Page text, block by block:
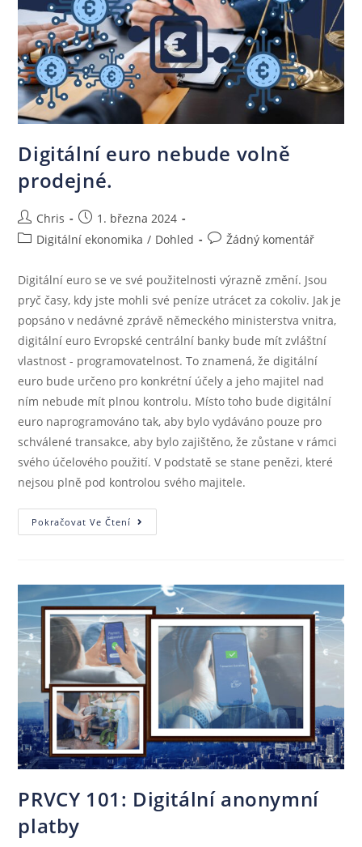
Digitální euro nebude volně
prodejné.
Chris
1. března 2024
Digitální ekonomika / Dohled Žádný komentář
Digitální euro se ve své použitelnosti výrazně změní. Jsou
pryč časy, kdy jste mohli své peníze utrácet za cokoliv. Jak je
popsáno v nedávné zprávě německého ministerstva vnitra,
digitální euro Evropské centrální banky bude mít zvláštní
vlastnost - programovatelnost. To znamená, že digitální
euro bude určeno pro konkrétní účely a jeho majitel nad
ním nebude mít plnou kontrolu. Místo toho bude digitální
euro naprogramováno tak, aby bylo vydáváno pouze pro
schválené transakce, aby bylo zajištěno, že zůstane v rámci
svého účelového použití. V podstatě se stane penězi, které
nejsou plně pod kontrolou svého majitele.
Pokračovat Ve Čtení
PRVCY 101: Digitální anonymní
platby